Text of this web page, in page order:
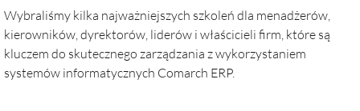
Wybraliśmy kilka najważniejszych szkoleń dla menadżerów,
kierowników, dyrektorów, liderów i właścicieli firm, które są
kluczem do skutecznego zarządzania z wykorzystaniem
systemów informatycznych Comarch ERP.